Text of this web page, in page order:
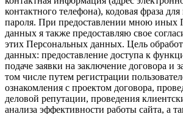
контактного телефона), кодовая фраза
пароля. При предоставлении мною иных
данных я также предоставляю свое
этих Персональных данных. Цель
данных: предоставление доступа к
подаче заявки на заключение договора и
том числе путем регистрации
ознакомления с проектом договора,
деловой репутации, проведения
анализа эффективности работы сайта, а